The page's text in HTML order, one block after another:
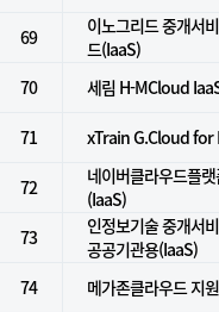
69
이노그리드 중개서
드(IaaS)
70
세림 H-MCloud
71 xTrain G.Cloud for
72
네이버클라우드플
(IaaS)
73
인정보기술 중개서
공공기관용(IaaS)
74
메가존클라우드 지